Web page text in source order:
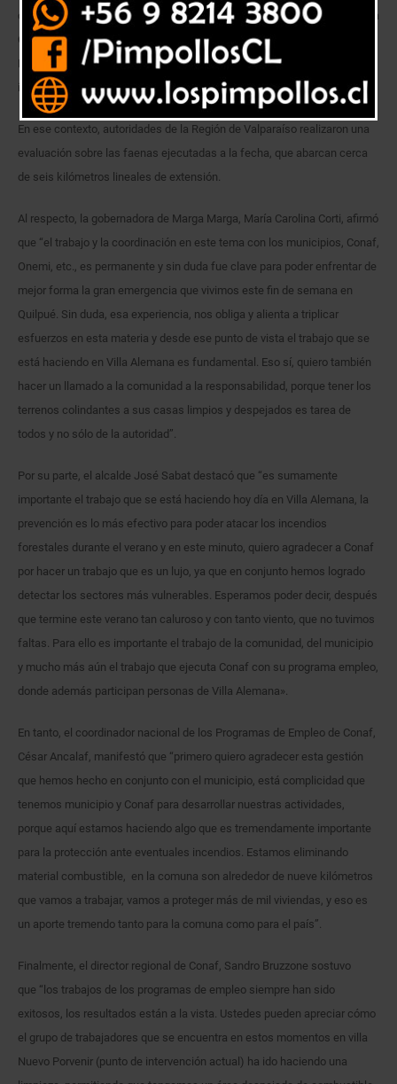
construyendo trabajadores del Programa de Emergencia de Empleo de la
Corporación Nacional Forestal (Conaf), en coordinación con la
Municipalidad de Villa Alemana, para mitigar la ocurrencia y el daño de
incendios forestales en la interfaz urbano-forestal de la comuna.
En ese contexto, autoridades de la Región de Valparaíso realizaron una
evaluación sobre las faenas ejecutadas a la fecha, que abarcan cerca
de seis kilómetros lineales de extensión.
Al respecto, la gobernadora de Marga Marga, María Carolina Corti, afirmó
que “el trabajo y la coordinación en este tema con los municipios, Conaf,
Onemi, etc., es permanente y sin duda fue clave para poder enfrentar de
mejor forma la gran emergencia que vivimos este fin de semana en
Quilpué. Sin duda, esa experiencia, nos obliga y alienta a triplicar
esfuerzos en esta materia y desde ese punto de vista el trabajo que se
está haciendo en Villa Alemana es fundamental. Eso sí, quiero también
hacer un llamado a la comunidad a la responsabilidad, porque tener los
terrenos colindantes a sus casas limpios y despejados es tarea de
todos y no sólo de la autoridad”.
Por su parte, el alcalde José Sabat destacó que “es sumamente
importante el trabajo que se está haciendo hoy día en Villa Alemana, la
prevención es lo más efectivo para poder atacar los incendios
forestales durante el verano y en este minuto, quiero agradecer a Conaf
por hacer un trabajo que es un lujo, ya que en conjunto hemos logrado
detectar los sectores más vulnerables. Esperamos poder decir, después
que termine este verano tan caluroso y con tanto viento, que no tuvimos
faltas. Para ello es importante el trabajo de la comunidad, del municipio
y mucho más aún el trabajo que ejecuta Conaf con su programa empleo,
donde además participan personas de Villa Alemana».
En tanto, el coordinador nacional de los Programas de Empleo de Conaf,
César Ancalaf, manifestó que “primero quiero agradecer esta gestión
que hemos hecho en conjunto con el municipio, está complicidad que
tenemos municipio y Conaf para desarrollar nuestras actividades,
porque aquí estamos haciendo algo que es tremendamente importante
para la protección ante eventuales incendios. Estamos eliminando
material combustible, en la comuna son alrededor de nueve kilómetros
que vamos a trabajar, vamos a proteger más de mil viviendas, y eso es
un aporte tremendo tanto para la comuna como para el país”.
Finalmente, el director regional de Conaf, Sandro Bruzzone sostuvo
que “los trabajos de los programas de empleo siempre han sido
exitosos, los resultados están a la vista. Ustedes pueden apreciar cómo
el grupo de trabajadores que se encuentra en estos momentos en villa
Nuevo Porvenir (punto de intervención actual) ha ido haciendo una